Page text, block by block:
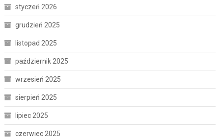
styczeń 2026
grudzień 2025
listopad 2025
październik 2025
wrzesień 2025
sierpień 2025
lipiec 2025
czerwiec 2025